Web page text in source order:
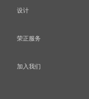
设计
荣正服务
加入我们